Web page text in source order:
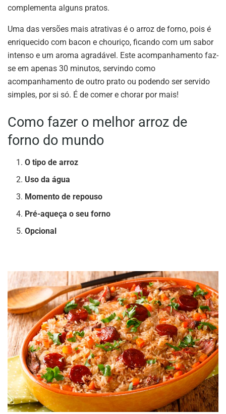
complementa alguns pratos.
Uma das versões mais atrativas é o arroz de forno, pois é
enriquecido com bacon e chouriço, ficando com um sabor
intenso e um aroma agradável. Este acompanhamento faz-
se em apenas 30 minutos, servindo como
acompanhamento de outro prato ou podendo ser servido
simples, por si só. É de comer e chorar por mais!
Como fazer o melhor arroz de
forno do mundo
O tipo de arroz
Uso da água
Momento de repouso
Pré-aqueça o seu forno
Opcional